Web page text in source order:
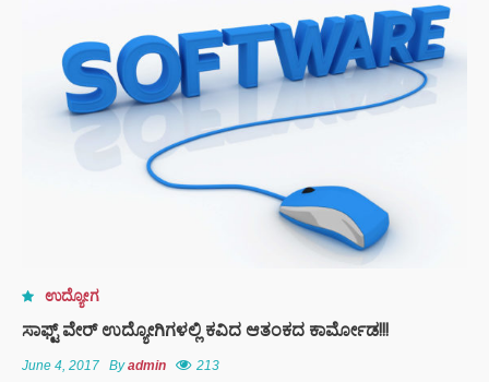
ಉದ್ಯೋಗ
ಸಾಫ್ಟ್ ವೇರ್ ಉದ್ಯೋಗಿಗಳಲ್ಲಿ ಕವಿದ ಆತಂಕದ ಕಾರ್ಮೋಡ!!!
June 4, 2017 Byadmin 213